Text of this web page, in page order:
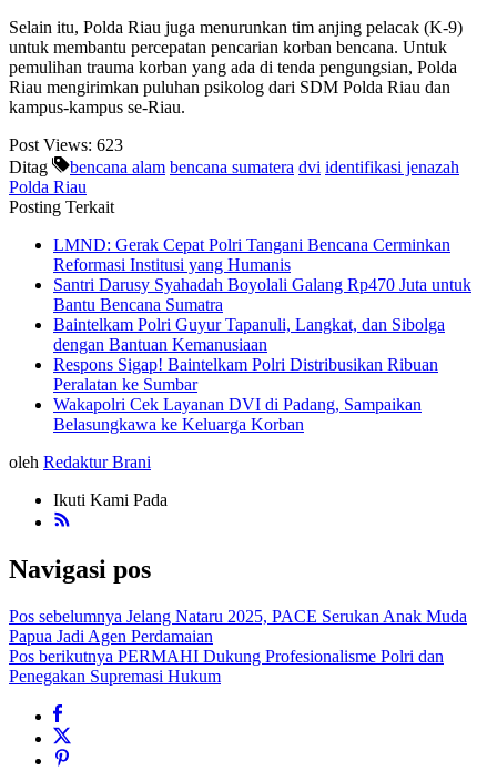
Selain itu, Polda Riau juga menurunkan tim anjing pelacak (K-9)
untuk membantu percepatan pencarian korban bencana. Untuk
pemulihan trauma korban yang ada di tenda pengungsian, Polda
Riau mengirimkan puluhan psikolog dari SDM Polda Riau dan
kampus-kampus se-Riau.
Post Views: 623
Ditag
bencana alam bencana sumatera dvi identifikasi jenazah
Polda Riau
Posting Terkait
LMND: Gerak Cepat Polri Tangani Bencana Cerminkan
Reformasi Institusi yang Humanis
Santri Darusy Syahadah Boyolali Galang Rp470 Juta untuk
Bantu Bencana Sumatra
Baintelkam Polri Guyur Tapanuli, Langkat, dan Sibolga
dengan Bantuan Kemanusiaan
Respons Sigap! Baintelkam Polri Distribusikan Ribuan
Peralatan ke Sumbar
Wakapolri Cek Layanan DVI di Padang, Sampaikan
Belasungkawa ke Keluarga Korban
oleh Redaktur Brani
Ikuti Kami Pada
Navigasi pos
Pos sebelumnya Jelang Nataru 2025, PACE Serukan Anak Muda
Papua Jadi Agen Perdamaian
Pos berikutnya PERMAHI Dukung Profesionalisme Polri dan
Penegakan Supremasi Hukum